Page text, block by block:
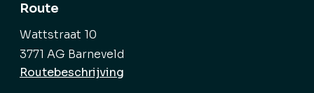
Route
Wattstraat 10
3771 AG Barneveld
Routebeschrijving